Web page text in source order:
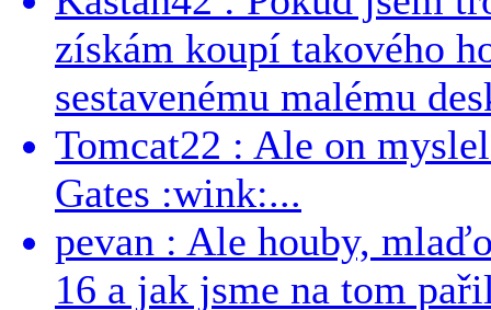
získám koupí takového
sestavenému malému
Tomcat22 : Ale on
Gates :wink:...
pevan : Ale houby,
16 a jak jsme na tom